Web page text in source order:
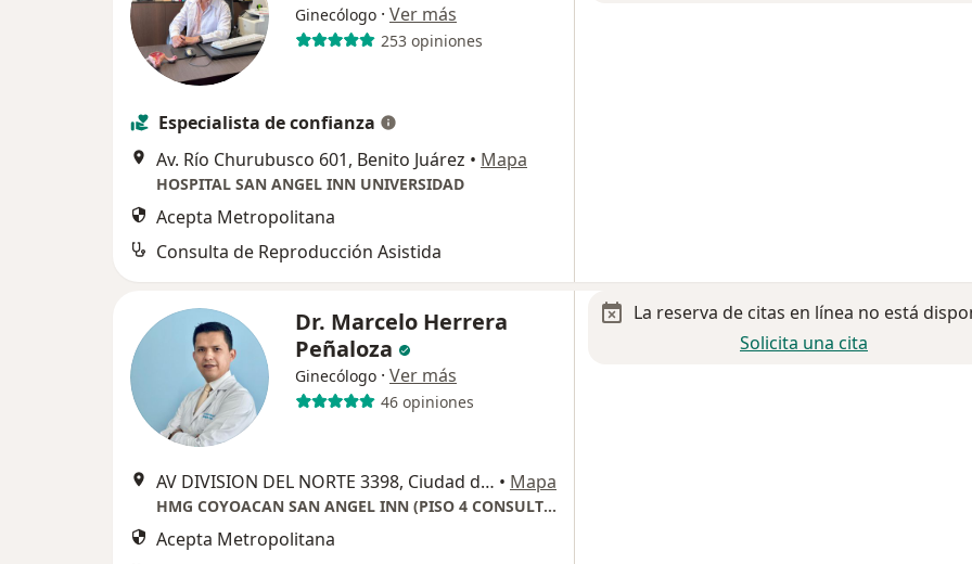
Ginecólogo · Ver más
253 opiniones
Especialista de confianza
Av. Río Churubusco 601, Benito Juárez • Mapa
HOSPITAL SAN ANGEL INN UNIVERSIDAD
Acepta Metropolitana
Consulta de Reproducción Asistida
Dr. Marcelo Herrera
Peñaloza
Ginecólogo · Ver más
46 opiniones
AV DIVISION DEL NORTE 3398, Ciudad de México • Mapa
HMG COYOACAN SAN ANGEL INN (PISO 4 CONSULTORIO 421)
Acepta Metropolitana
La reserva de citas en línea no está
Solicita una cita